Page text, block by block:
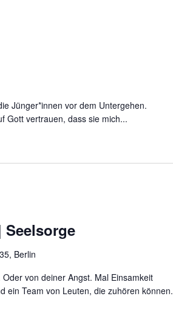
Jünger*innen vor dem Untergehen.
Gott vertrauen, dass sie mich...
Seelsorge
Berlin
von deiner Angst. Mal Einsamkeit
ein Team von Leuten, die zuhören können.